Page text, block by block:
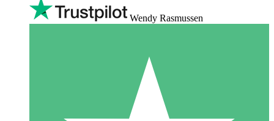
Wendy Rasmussen